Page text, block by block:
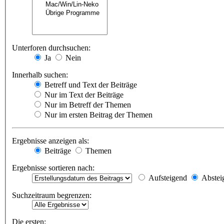
Unterforen durchsuchen:
Ja
Nein
Innerhalb suchen:
Betreff und Text der Beiträge
Nur im Text der Beiträge
Nur im Betreff der Themen
Nur im ersten Beitrag der Themen
Ergebnisse anzeigen als:
Beiträge
Themen
Ergebnisse sortieren nach:
Aufsteigend
Suchzeitraum begrenzen:
Die ersten: